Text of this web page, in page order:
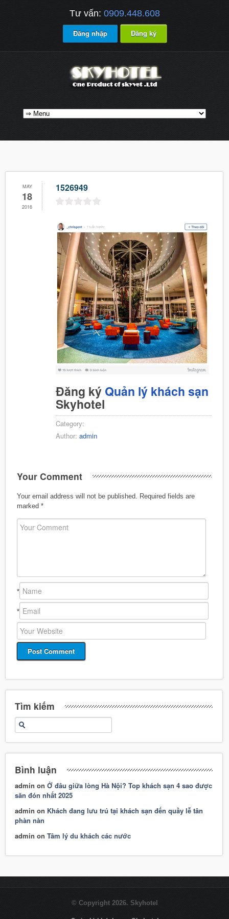
Tư vấn: 0909.448.608
Đăng nhập Đăng ký
MAY
18
2016
1526949
Đăng ký Quản lý khách sạn
Skyhotel
Category:
Author: admin
Your Comment
Your email address will not be published.
Required fields are
marked *
*
*
Tìm kiếm
Bình luận
admin onỞ đâu giữa lòng Hà Nội? Top khách sạn 4 sao được
săn đón nhất 2025
admin on Khách đang lưu trú tại khách sạn đến quầy lễ tân
phàn nàn
admin onTâm lý du khách các nước
© Copyright 2026. Skyhotel